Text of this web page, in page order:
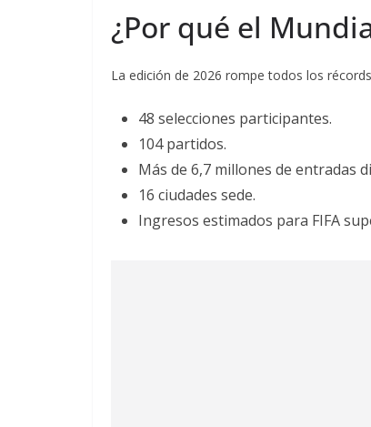
¿Por qué el
La edición de 2026 rompe todos los
48 selecciones participantes.
104 partidos.
Más de 6,7 millones de entradas
16 ciudades sede.
Ingresos estimados para FIFA